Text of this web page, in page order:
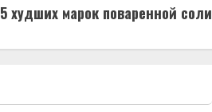
5 худших марок поваренной соли